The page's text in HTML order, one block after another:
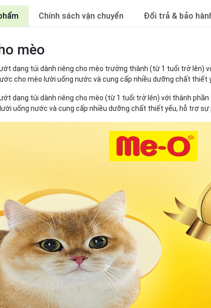
Chính sách vận chuyển Đổi trả & bảo
mèo
dạng túi dành riêng cho mèo trưởng thành (từ 1 tuổi trở
cho mèo lười uống nước và cung cấp nhiều dưỡng chất thiết
dạng túi dành riêng cho mèo (từ 1 tuổi trở lên) với thành
uống nước và cung cấp nhiều dưỡng chất thiết yếu, hỗ trợ sự